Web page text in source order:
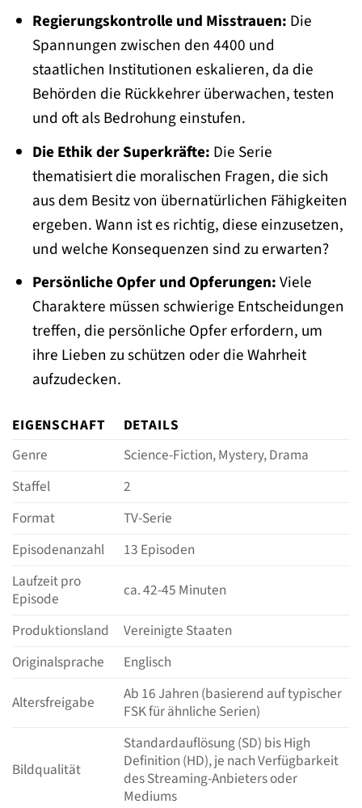
Regierungskontrolle und Misstrauen: Die
Spannungen zwischen den 4400 und
staatlichen Institutionen eskalieren, da die
Behörden die Rückkehrer überwachen, testen
und oft als Bedrohung einstufen.
Die Ethik der Superkräfte: Die Serie
thematisiert die moralischen Fragen, die sich
aus dem Besitz von übernatürlichen Fähigkeiten
ergeben. Wann ist es richtig, diese einzusetzen,
und welche Konsequenzen sind zu erwarten?
Persönliche Opfer und Opferungen:Viele
Charaktere müssen schwierige Entscheidungen
treffen, die persönliche Opfer erfordern, um
ihre Lieben zu schützen oder die Wahrheit
aufzudecken.
EIGENSCHAFT
DETAILS
Genre
Science-Fiction, Mystery, Drama
Staffel
2
Format
TV-Serie
Episodenanzahl
13 Episoden
Laufzeit pro
Episode
ca. 42-45 Minuten
Produktionsland
Vereinigte Staaten
Originalsprache
Englisch
Altersfreigabe
Ab 16 Jahren (basierend auf typischer
FSK für ähnliche Serien)
Bildqualität
Standardauflösung (SD) bis High
Definition (HD), je nach Verfügbarkeit
des Streaming-Anbieters oder
Mediums